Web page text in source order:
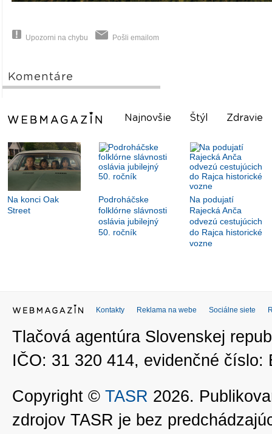
Upozorni na chybu Pošli emailom
Komentáre
Najnovšie Štýl Zdravie
Na konci Oak
Street
Podroháčske
folklórne slávnosti
oslávia jubilejný
50. ročník
Na podujatí
Rajecká Anča
odvezú cestujúcich
do Rajca historické
vozne
Kontakty Reklama na webe Sociálne siete
Tlačová agentúra Slovenskej
IČO: 31 320 414, evidenčné číslo:
Copyright © TASR 2026.
zdrojov TASR je bez